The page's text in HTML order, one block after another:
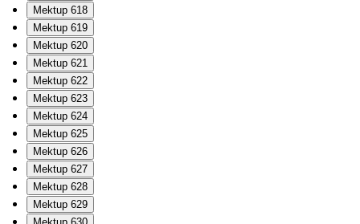
Mektup 618
Mektup 619
Mektup 620
Mektup 621
Mektup 622
Mektup 623
Mektup 624
Mektup 625
Mektup 626
Mektup 627
Mektup 628
Mektup 629